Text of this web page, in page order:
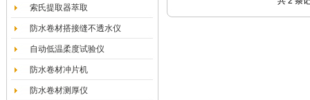
索氏提取器萃取
防水卷材搭接缝不透水仪
自动低温柔度试验仪
防水卷材冲片机
防水卷材测厚仪